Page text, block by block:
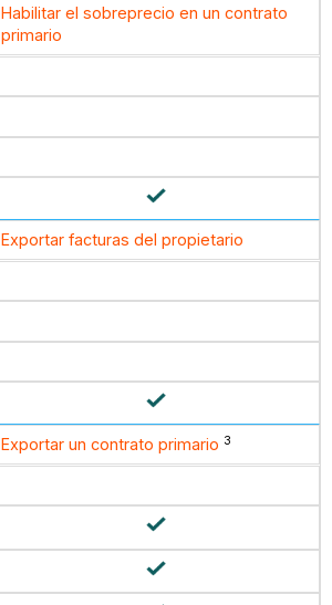
Habilitar el sobreprecio en un contrato
primario
Exportar facturas del propietario
Exportar un contrato primario 3